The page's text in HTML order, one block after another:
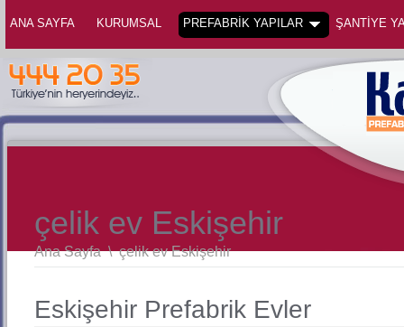
ANA SAYFA KURUMSAL PREFABRİK YAPILAR ŞANTİYE
çelik ev Eskişehir
Ana Sayfa \çelik ev Eskişehir
Eskişehir Prefabrik Evler